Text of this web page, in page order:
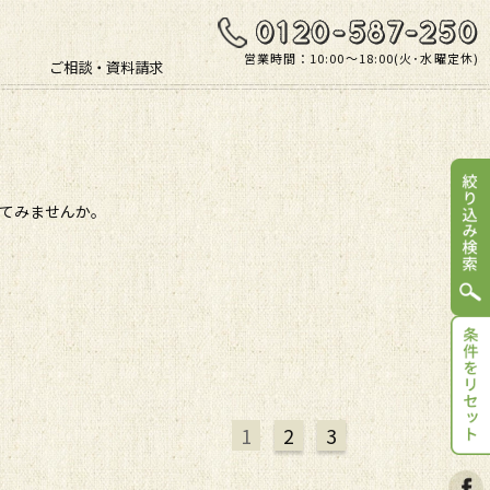
ご相談・資料請求 営業時間：10:00〜18:00(火･水曜定休)
ませんか。
1 2 3